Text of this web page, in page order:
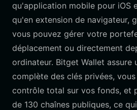
qu'application mobile pour iOS
qu'en extension de navigateur,
vous pouvez gérer votre
déplacement ou directement
ordinateur. Bitget Wallet assure
complète des clés privées,
contrôle total sur vos fonds, et
de 130 chaînes publiques, ce